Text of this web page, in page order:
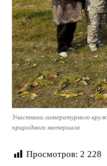
Участники литературного
природного материала
Просмотров: 2 228